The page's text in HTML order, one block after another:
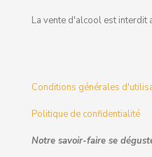
La vente d'alcool est interdit
Conditions générales
Politique de confidentialité
Notre savoir-faire se